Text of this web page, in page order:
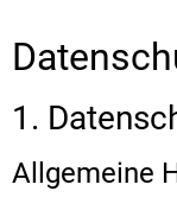
1.
Allgemeine